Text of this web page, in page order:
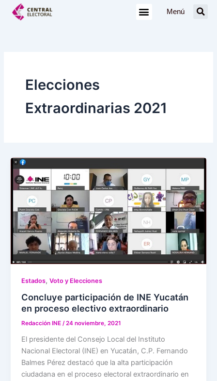
Menú
Elecciones
Extraordinarias 2021
Estados,Voto y Elecciones
Concluye participación de INE Yucatán
en proceso electivo extraordinario
Redacción INE/24 noviembre, 2021
El presidente del Consejo Local del Instituto
Nacional Electoral (INE) en Yucatán, C.P. Fernando
Balmes Pérez destacó que la alta participación
ciudadana en el proceso electoral extraordinario en